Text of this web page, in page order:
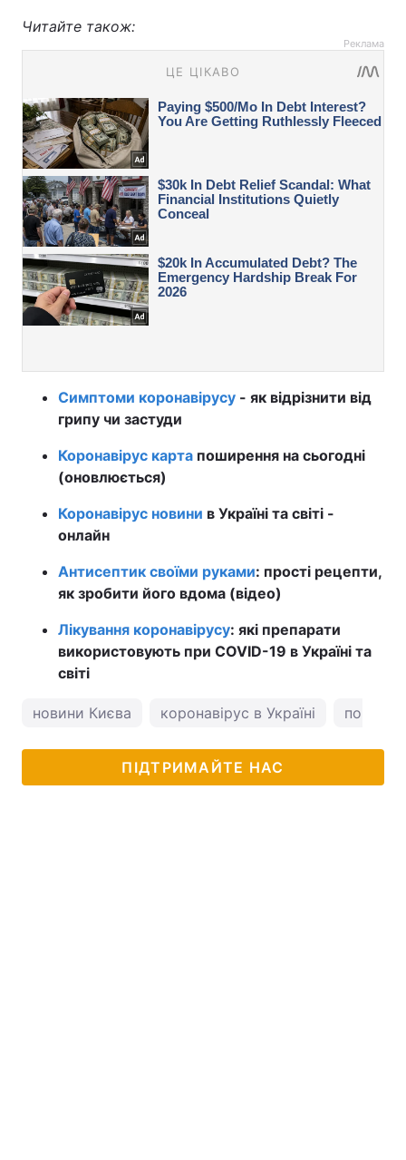
Читайте також:
Реклама
Симптоми коронавірусу - як відрізнити від
грипу чи застуди
Коронавірус карта поширення на сьогодні
(оновлюється)
Коронавірус новини в Україні та світі -
онлайн
Антисептик своїми руками: прості рецепти,
як зробити його вдома (відео)
Лікування коронавірусу: які препарати
використовують при COVID-19 в Україні та
світі
новини Києва коронавірус в Україні погода
ПІДТРИМАЙТЕ НАС